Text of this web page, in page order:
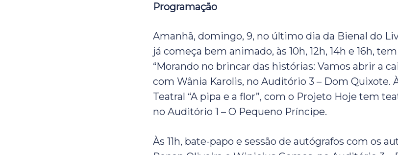
Programação
Amanhã, domingo, 9, no último dia da Bienal do
já começa bem animado, às 10h, 12h, 14h e 16h,
“Morando no brincar das histórias: Vamos abrir a
com Wânia Karolis, no Auditório 3 – Dom Quixote.
Teatral “A pipa e a flor”, com o Projeto Hoje tem
no Auditório 1 – O Pequeno Príncipe.
Às 11h, bate-papo e sessão de autógrafos com os